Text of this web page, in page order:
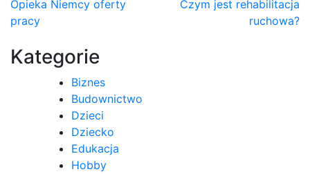
Nawigacja
wpisu
Opieka Niemcy oferty
pracy
Czym jest rehabilitacja
ruchowa?
Kategorie
Biznes
Budownictwo
Dzieci
Dziecko
Edukacja
Hobby